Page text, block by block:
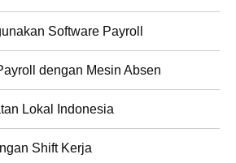
Software Payroll
dengan Mesin Absen
Lokal Indonesia
Shift Kerja